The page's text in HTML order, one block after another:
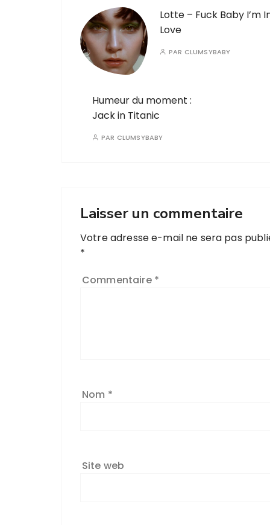
Lotte – Fuck Baby I’m
Love
PAR CLUMSYBABY
Humeur du moment :
Jack in Titanic
PAR CLUMSYBABY
Laisser un commentaire
Votre adresse e-mail ne sera pas
*
Commentaire *
Nom *
Site web